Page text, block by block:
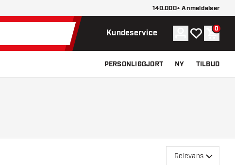
140.000+ Anmeldelser
Kundeservice Konto
Min 0
PERSONLIGGJORT NY TILBUD
Relevans